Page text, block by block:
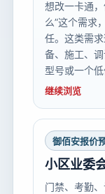
想改一卡通
么”这个需求
任。这类需
备、施工、
型号或一个
继续浏览
御佰安报价
小区业委
门禁、考勤